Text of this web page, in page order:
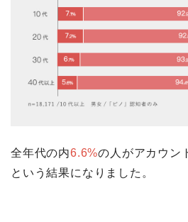
全年代の内6.6%の人がアカウン
という結果になりました。